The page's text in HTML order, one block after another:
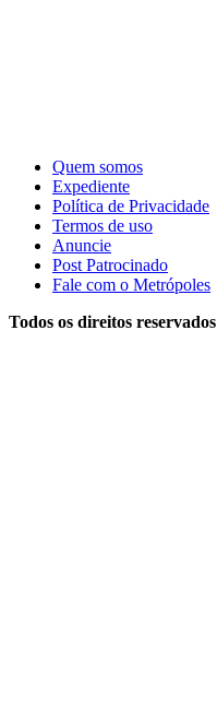
Quem somos
Expediente
Política de Privacidade
Termos de uso
Anuncie
Post Patrocinado
Fale com o Metrópoles
Todos os direitos reservados